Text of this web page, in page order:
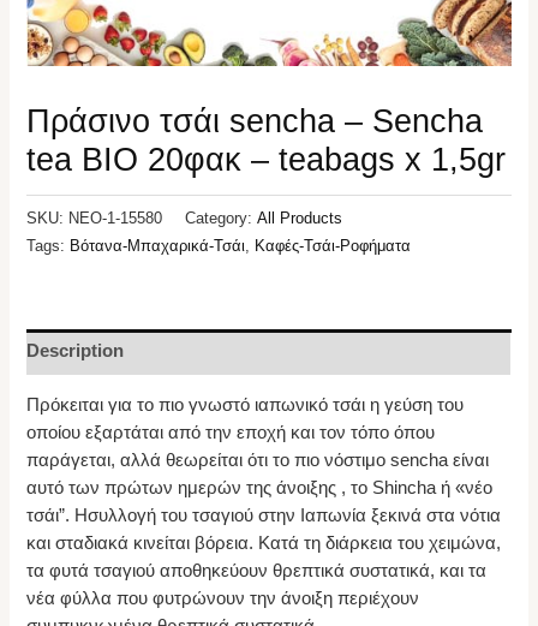
Πράσινο τσάι sencha – Sencha
tea BIO 20φακ – teabags x 1,5gr
SKU: ΝΕΟ-1-15580 Category:All Products
Tags: Βότανα-Μπαχαρικά-Τσάι Καφές-Τσάι-Ροφήματα
Description
Πρόκειται για το πιο γνωστό ιαπωνικό τσάι η γεύση του
οποίου εξαρτάται από την εποχή και τον τόπο όπου
παράγεται, αλλά θεωρείται ότι το πιο νόστιμο sencha είναι
αυτό των πρώτων ημερών της άνοιξης , το Shincha ή «νέο
τσάι”. Ησυλλογή του τσαγιού στην Ιαπωνία ξεκινά στα νότια
και σταδιακά κινείται βόρεια. Κατά τη διάρκεια του χειμώνα,
τα φυτά τσαγιού αποθηκεύουν θρεπτικά συστατικά, και τα
νέα φύλλα που φυτρώνουν την άνοιξη περιέχουν